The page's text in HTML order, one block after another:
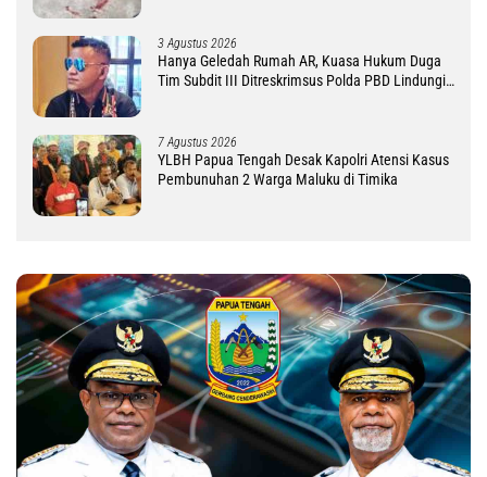
3 Agustus 2026
Hanya Geledah Rumah AR, Kuasa Hukum Duga
Tim Subdit III Ditreskrimsus Polda PBD Lindungi
7 Agustus 2026
YLBH Papua Tengah Desak Kapolri Atensi Kasus
Pembunuhan 2 Warga Maluku di Timika